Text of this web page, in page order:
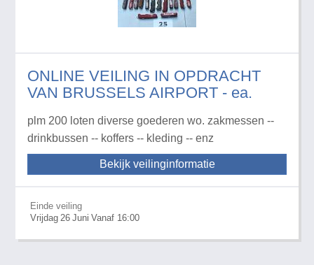
ONLINE VEILING IN OPDRACHT
VAN BRUSSELS AIRPORT - ea.
plm 200 loten diverse goederen wo. zakmessen --
drinkbussen -- koffers -- kleding -- enz
Bekijk veilinginformatie
Einde veiling
Vrijdag 26 Juni Vanaf 16:00